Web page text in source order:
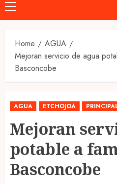
Primary
Menu
Home
AGUA
Mejoran servicio de agua
Basconcobe
AGUA ETCHOJOA
Mejoran
potable a
Basconcobe